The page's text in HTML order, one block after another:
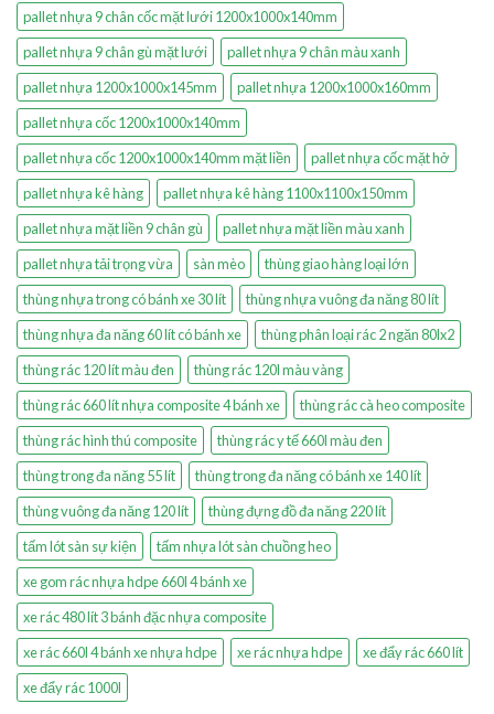
pallet nhựa 9 chân cốc mặt lưới 1200x1000x140mm
pallet nhựa 9 chân gù mặt lưới
pallet nhựa 9 chân màu xanh
pallet nhựa 1200x1000x145mm
pallet nhựa 1200x1000x160mm
pallet nhựa cốc 1200x1000x140mm
pallet nhựa cốc 1200x1000x140mm mặt liền
pallet nhựa cốc mặt hở
pallet nhựa kê hàng
pallet nhựa kê hàng 1100x1100x150mm
pallet nhựa mặt liền 9 chân gù
pallet nhựa mặt liền màu xanh
pallet nhựa tải trọng vừa
sàn mèo
thùng giao hàng loại lớn
thùng nhựa trong có bánh xe 30 lít
thùng nhựa vuông đa năng 80 lít
thùng nhựa đa năng 60 lít có bánh xe
thùng phân loại rác 2 ngăn 80lx2
thùng rác 120 lít màu đen
thùng rác 120l màu vàng
thùng rác 660 lít nhựa composite 4 bánh xe
thùng rác cà heo composite
thùng rác hình thú composite
thùng rác y tế 660l màu đen
thùng trong đa năng 55 lít
thùng trong đa năng có bánh xe 140 lít
thùng vuông đa năng 120 lít
thùng đựng đồ đa năng 220 lít
tấm lót sàn sự kiện
tấm nhựa lót sàn chuồng heo
xe gom rác nhựa hdpe 660l 4 bánh xe
xe rác 480 lít 3 bánh đặc nhựa composite
xe rác 660l 4 bánh xe nhựa hdpe
xe rác nhựa hdpe
xe đẩy rác 660 lít
xe đẩy rác 1000l